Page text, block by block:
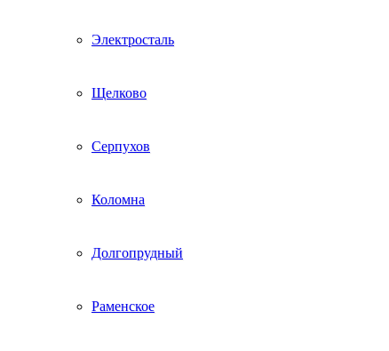
Электросталь
Щелково
Серпухов
Коломна
Долгопрудный
Раменское